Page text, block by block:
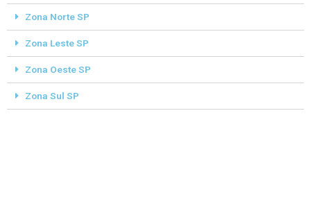
Zona Norte SP
Zona Leste SP
Zona Oeste SP
Zona Sul SP